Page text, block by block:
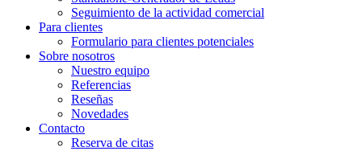
Seguimiento de la actividad comercial
Para clientes
Formulario para clientes potenciales
Sobre nosotros
Nuestro equipo
Referencias
Reseñas
Novedades
Contacto
Reserva de citas